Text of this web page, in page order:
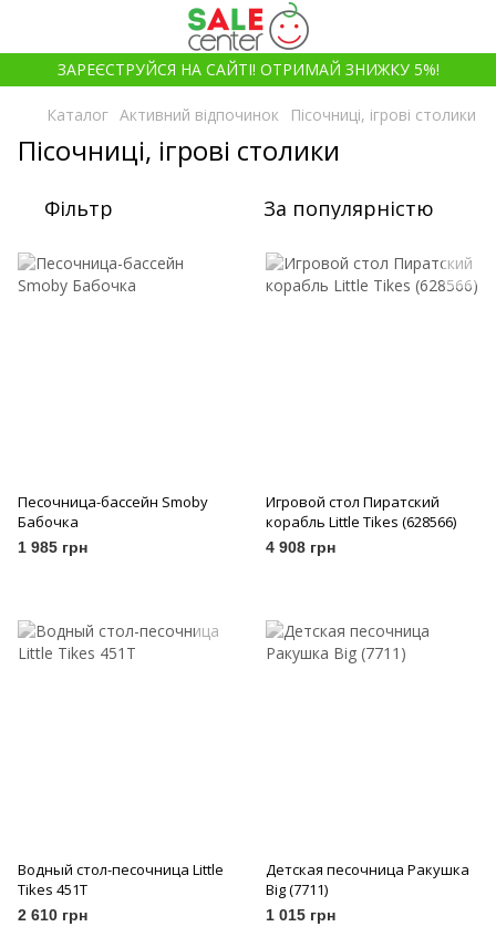
ЗАРЕЄСТРУЙСЯ НА САЙТІ! ОТРИМАЙ ЗНИЖКУ 5%!
Каталог Активний відпочинок Пісочниці, ігрові столики
Пісочниці, ігрові столики
Фільтр За популярністю
Песочница-бассейн Smoby
Бабочка
1 985 грн
Игровой стол Пиратский
корабль Little Tikes (628566)
4 908 грн
Водный стол-песочница Little
Tikes 451T
2 610 грн
Детская песочница Ракушка
Big (7711)
1 015 грн